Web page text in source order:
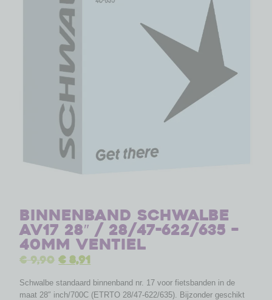
Binnenband Schwalbe
AV17 28″ / 28/47-622/635 –
40mm ventiel
€9,90 €8,91
Schwalbe standaard binnenband nr. 17 voor fietsbanden in de
maat 28″ inch/700C (ETRTO 28/47-622/635). Bijzonder geschikt